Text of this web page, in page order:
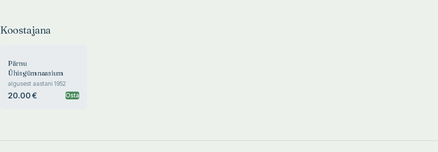
Koostajana
Pärnu
Ühisgümnaasium
algusest aastani 1952
20.00 € Osta